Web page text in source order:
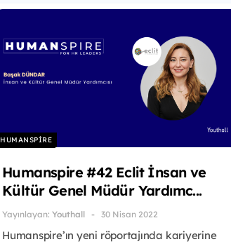
HUMANSPIRE
Humanspire #42 Eclit İnsan ve
Kültür Genel Müdür Yardımc...
Yayınlayan: Youthall 30 Nisan 2022
Humanspire’ın yeni röportajında kariyerine